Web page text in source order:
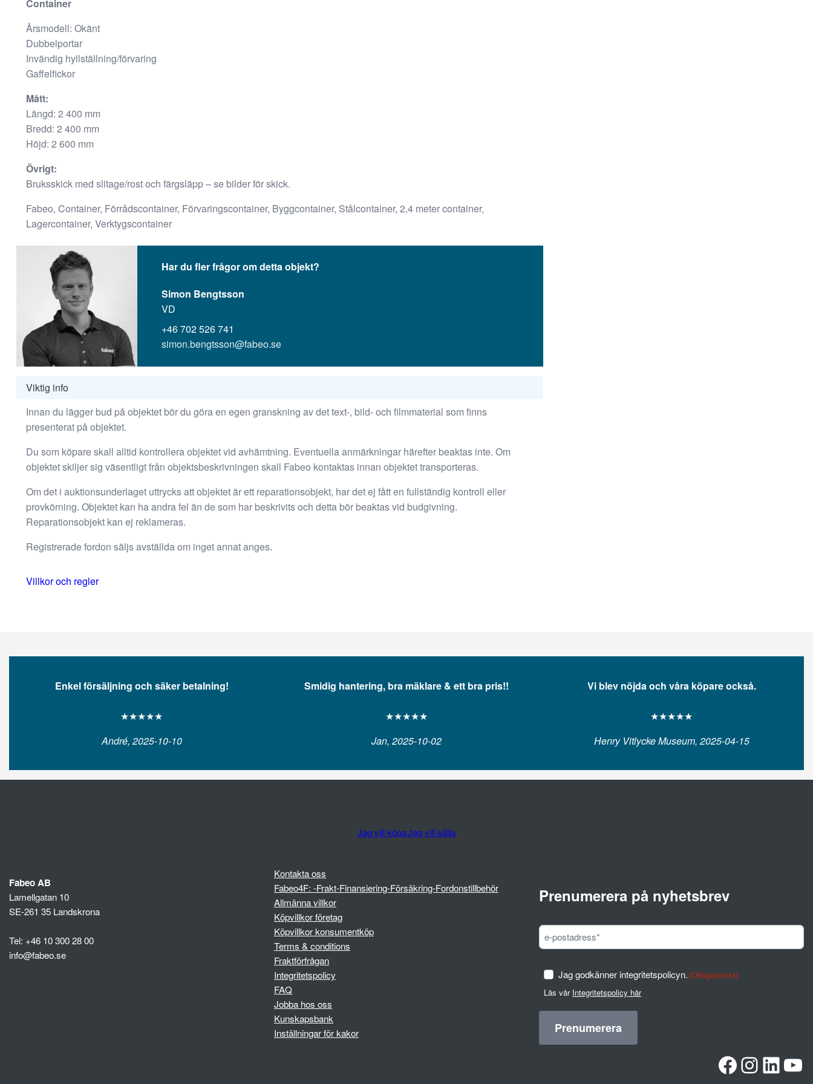
Container
Årsmodell: Okänt
Dubbelportar
Invändig hyllställning/förvaring
Gaffelfickor
Mått:
Längd: 2 400 mm
Bredd: 2 400 mm
Höjd: 2 600 mm
Övrigt:
Bruksskick med slitage/rost och färgsläpp – se bilder för skick.
Fabeo, Container, Förrådscontainer, Förvaringscontainer, Byggcontainer, Stålcontainer, 2,4 meter container,
Lagercontainer, Verktygscontainer
Har du fler frågor om detta objekt?
Simon Bengtsson
VD
+46 702 526 741
simon.bengtsson@fabeo.se
Viktig info
Innan du lägger bud på objektet bör du göra en egen granskning av det text-, bild- och filmmaterial som finns
presenterat på objektet.
Du som köpare skall alltid kontrollera objektet vid avhämtning. Eventuella anmärkningar härefter beaktas inte. Om
objektet skiljer sig väsentligt från objektsbeskrivningen skall Fabeo kontaktas innan objektet transporteras.
Om det i auktionsunderlaget uttrycks att objektet är ett reparationsobjekt, har det ej fått en fullständig kontroll eller
provkörning. Objektet kan ha andra fel än de som har beskrivits och detta bör beaktas vid budgivning.
Reparationsobjekt kan ej reklameras.
Registrerade fordon säljs avställda om inget annat anges.
Villkor och regler
Enkel försäljning och säker betalning!
★★★★★
André, 2025-10-10
Smidig hantering, bra mäklare & ett bra pris!!
★★★★★
Jan, 2025-10-02
Vi blev nöjda och våra köpare också.
★★★★★
Henry Vitlycke Museum, 2025-04-15
Jag vill köpaJag vill sälja
Fabeo AB
Lamellgatan 10
SE-261 35 Landskrona
Tel: +46 10 300 28 00
info@fabeo.se
Kontakta oss
Fabeo4F: -Frakt-Finansiering-Försäkring-Fordonstillbehör
Allmänna villkor
Köpvillkor företag
Köpvillkor konsumentköp
Terms & conditions
Fraktförfrågan
Integritetspolicy
FAQ
Jobba hos oss
Kunskapsbank
Inställningar för kakor
Prenumerera på nyhetsbrev
Jag godkänner integritetspolicyn. (Obligatoriskt)
Läs vår Integritetspolicy här
Facebook
fungera.
Statistik
För att vi ska
kunna
förbättra
hemsidans
funktionalitet
och
uppbyggnad,
baserat på
hur
hemsidan
används.
Upplevelse
För att vår
hemsida ska
prestera så
under ditt
besök. Om
du nekar de
kommer viss
att försvinna
från
Marknadsföring
Genom att dela
med dig av dina
intressen och ditt
beteende när du
personligt